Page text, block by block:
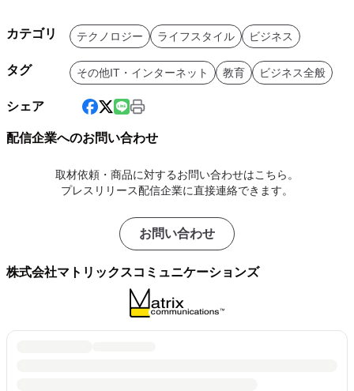
カテゴリ テクノロジー ライフスタイル ビジネス
タグ その他IT・インターネット 教育 ビジネス全般
シェア
配信企業へのお問い合わせ
取材依頼・商品に対するお問い合わせはこちら。
プレスリリース配信企業に直接連絡できます。
お問い合わせ
株式会社マトリックスコミュニケーションズ